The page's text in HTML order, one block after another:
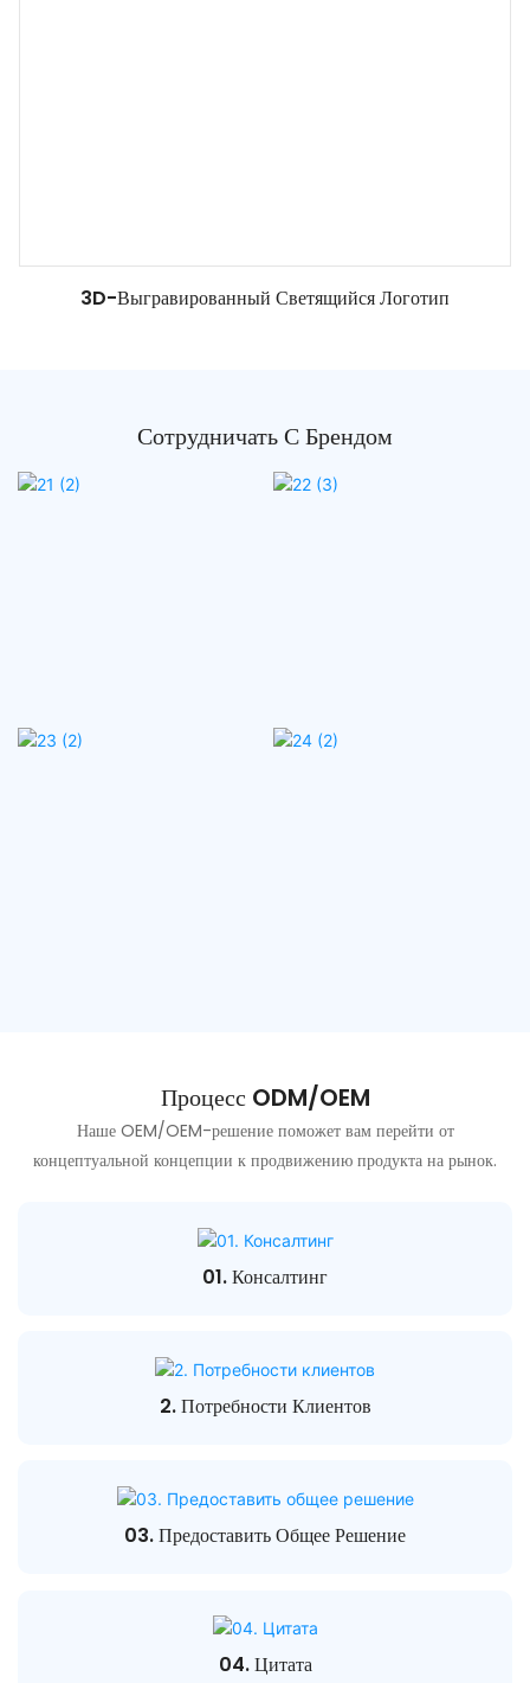
3D-Выгравированный Светящийся Логотип
Сотрудничать С Брендом
Процесс ODM/OEM
Наше OEM/OEM-решение поможет вам перейти от
концептуальной концепции к продвижению продукта на рынок.
01. Консалтинг
2. Потребности Клиентов
03. Предоставить Общее Решение
04. Цитата